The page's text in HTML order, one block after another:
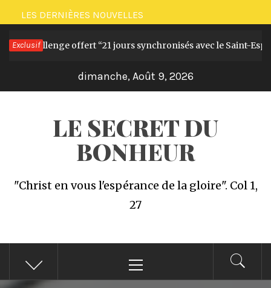
Passer
au
contenu
LES DERNIÈRES NOUVELLES
Exclusif
le Challenge offert “21 jours synchronisés avec le Saint-Esprit”
dimanche, Août 9, 2026
LE SECRET DU
BONHEUR
"Christ en vous l'espérance de la gloire". Col 1,
27
principal